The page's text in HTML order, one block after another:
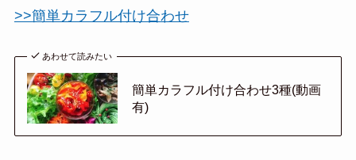
>>簡単カラフル付け合わせ
あわせて読みたい
簡単カラフル付け合わせ3種(動画
有)